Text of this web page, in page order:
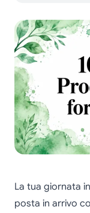
La tua giornata
posta in arrivo